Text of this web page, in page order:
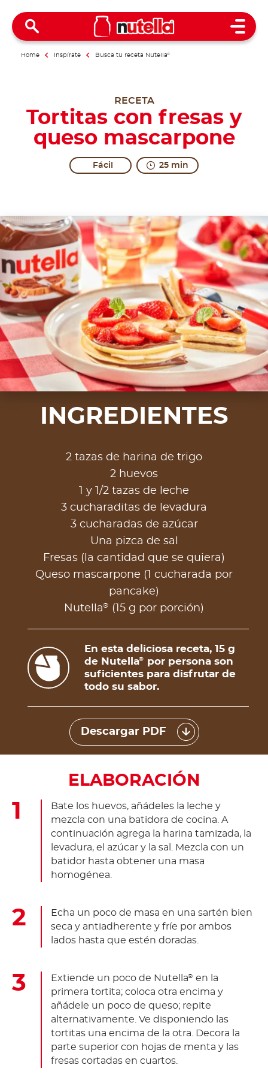
Open
Home Inspírate Busca tu receta Nutella®
RECETA
Tortitas con fresas y
queso mascarpone
Fácil 25 min
INGREDIENTES
2 tazas de harina de trigo
2 huevos
1 y 1/2 tazas de leche
3 cucharaditas de levadura
3 cucharadas de azúcar
Una pizca de sal
Fresas (la cantidad que se quiera)
Queso mascarpone (1 cucharada por
pancake)
Nutella® (15 g por porción)
En esta deliciosa receta, 15 g
de Nutella®
por persona son
suficientes para disfrutar de
todo su sabor.
Descargar PDF
ELABORACIÓN
Bate los huevos, añádeles la leche y
mezcla con una batidora de cocina. A
continuación agrega la harina tamizada, la
levadura, el azúcar y la sal. Mezcla con un
batidor hasta obtener una masa
homogénea.
Echa un poco de masa en una sartén bien
seca y antiadherente y fríe por ambos
lados hasta que estén doradas.
Extiende un poco de Nutella® en la
primera tortita; coloca otra encima y
añádele un poco de queso; repite
alternativamente. Ve disponiendo las
tortitas una encima de la otra. Decora la
parte superior con hojas de menta y las
fresas cortadas en cuartos.